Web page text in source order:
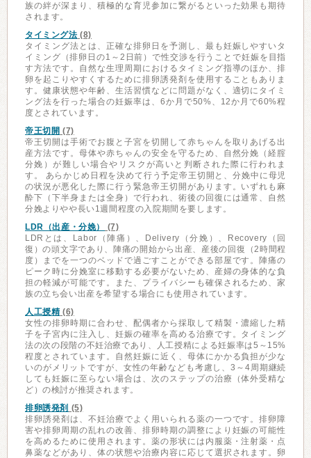
族の絆が深まり、積極的な育児参加に繋がるといった効果も期待
されます。
タイミング法 (8)
タイミング法とは、正確な排卵日を予測し、最も妊娠しやすいタ
イミング（排卵日の1～2日前）で性交渉を行うことで妊娠を目指
す方法です。自然な生理周期におけるタイミング指導のほか、排
卵を起こりやすくするために排卵誘発剤を使用することもありま
す。健康状態や年齢、生活習慣などに問題がなく、適切にタイミ
ング法を行った場合の妊娠率は、6か月で50%、12か月で60%程
度とされています。
帝王切開 (7)
帝王切開は手術でお腹と子宮を切開して赤ちゃんを取りあげる出
産方法です。母体や赤ちゃんの安全を守るため、自然分娩（経腟
分娩）が難しい場合やリスクが高いと判断された際に行われま
す。 あらかじめ日程を決めて行う予定帝王切開と、分娩中に母児
の状況が悪化した際に行う緊急帝王切開があります。いずれも麻
酔下（下半身または全身）で行われ、術後の回復には通常、自然
分娩よりやや長い1週間程度の入院期間を要します。
LDR（出産・分娩）
(7)
LDRとは、Labor（陣痛）、Delivery（分娩）、Recovery（回
復）の頭文字であり、陣痛の開始から出産、産後の回復（2時間程
度）までを一つのベッドで過ごすことができる部屋です。陣痛の
ピーク時に分娩室に移動する必要がないため、産婦の身体的な負
担の軽減が可能です。また、プライバシーも確保されるため、家
族の立ち会い出産を希望する場合にも使用されています。
人工授精(6)
女性の排卵時期に合わせ、配偶者から採取して精製・濃縮した精
子を子宮内に注入し、妊娠の確率を高める治療です。タイミング
法の次の段階の不妊治療であり、人工授精による妊娠率は5～15%
程度とされています。自然妊娠に近く、母体にかかる負担が少な
いのがメリットですが、女性の年齢なども考慮し、3～4周期継続
しても妊娠に至らない場合は、次のステップの治療（体外受精な
ど）の検討が推奨されます。
排卵誘発剤 (5)
排卵誘発剤は、不妊治療でよく用いられる薬の一つです。排卵障
害や排卵周期の乱れの改善、排卵時期の調整により妊娠の可能性
を高めるために使用されます。薬の形状には内服薬・注射薬・点
鼻薬などがあり、体の状態や治療内容に応じて選択されます。卵